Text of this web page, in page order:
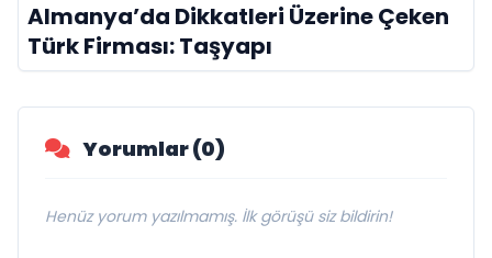
Almanya’da Dikkatleri Üzerine Çeken
Türk Firması: Taşyapı
Yorumlar (0)
Henüz yorum yazılmamış. İlk görüşü siz bildirin!